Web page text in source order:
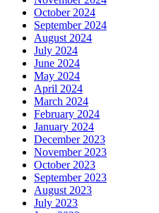
October 2024
September 2024
August 2024
July 2024
June 2024
May 2024
April 2024
March 2024
February 2024
January 2024
December 2023
November 2023
October 2023
September 2023
August 2023
July 2023